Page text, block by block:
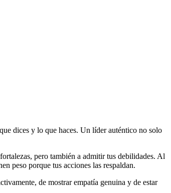
dices y lo que haces. Un líder auténtico no solo
pero también a admitir tus debilidades. Al
peso porque tus acciones las respaldan.
de mostrar empatía genuina y de estar